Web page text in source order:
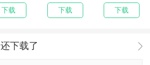
下载 下载 下载
下载了